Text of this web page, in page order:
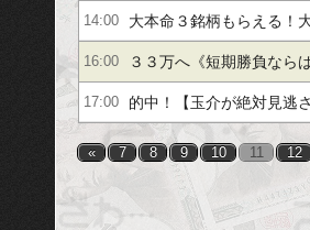
野電気【＋２８％】日本
高】他多数
14:00 大本命３銘柄もらえる！
０％】カカクコム【＋５
【＋７４％】他
16:00 ３３万へ《短期勝負なら
オ【＋１７％】coly【＋
【＋６５％】
17:00 的中！【玉介が絶対見逃
グリッドS【２桁】古野
Ｏ【＋４７％】
« 7 8 9 10 11 12